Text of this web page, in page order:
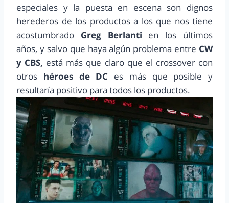
especiales y la puesta en escena son dignos
herederos de los productos a los que nos tiene
acostumbrado Greg Berlanti en los últimos
años, y salvo que haya algún problema entre CW
y CBS, está más que claro que el crossover con
otros héroes de DC es más que posible y
resultaría positivo para todos los productos.